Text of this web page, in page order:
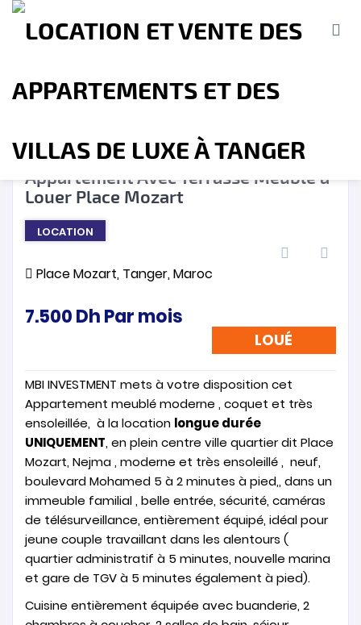
Terrains Location de Vacances
❮ ❯
Appartement Avec Terrasse Meublé à
Louer Place Mozart
LOCATION
Place Mozart, Tanger, Maroc
7.500DhPar mois
LOUÉ
MBI INVESTMENT mets à votre disposition cet
Appartement meublé moderne , coquet et très
ensoleillée, à la location longue durée
UNIQUEMENT, en plein centre ville quartier dit Place
Mozart, Nejma , moderne et très ensoleillé , neuf,
boulevard Mohamed 5 à 2 minutes à pied,, dans un
immeuble familial , belle entrée, sécurité, caméras
de télésurveillance, entièrement équipé, idéal pour
jeune couple travaillant dans les alentours (
quartier administratif à 5 minutes, nouvelle marina
et gare de TGV à 5 minutes également à pied).
Cuisine entièrement équipée avec buanderie, 2